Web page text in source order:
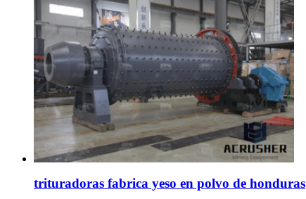
trituradoras fabrica yeso en polvo de honduras